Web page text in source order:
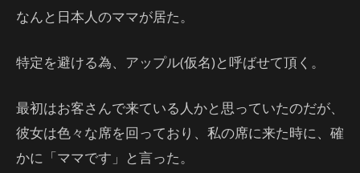
なんと日本人のママが居た。
特定を避ける為、アップル(仮名)と呼ばせて頂く。
最初はお客さんで来ている人かと思っていたのだが、
彼女は色々な席を回っており、私の席に来た時に、確
かに「ママです」と言った。